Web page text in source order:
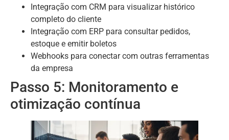
Integração com CRM para visualizar histórico
completo do cliente
Integração com ERP para consultar pedidos,
estoque e emitir boletos
Webhooks para conectar com outras ferramentas
da empresa
Passo 5: Monitoramento e
otimização contínua